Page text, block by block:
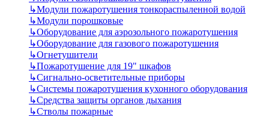
↳Модули пожаротушения тонкораспыленной водой
↳Модули порошковые
↳Оборудование для аэрозольного пожаротушения
↳Оборудование для газового пожаротушения
↳Огнетушители
↳Пожаротушение для 19" шкафов
↳Сигнально-осветительные приборы
↳Системы пожаротушения кухонного оборудования
↳Средства защиты органов дыхания
↳Стволы пожарные